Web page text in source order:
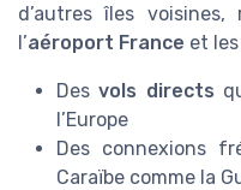
d’autres îles
l’aéroport France et
Desvols directs
l’Europe
Des connexions
Caraïbe comme la